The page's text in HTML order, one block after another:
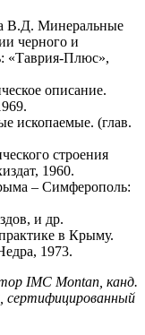
В.Д. Минеральные
черного и
«Таврия-Плюс»,
описание.
ископаемые. (глав.
строения
1960.
– Симферополь:
и др.
в Крыму.
1973.
IMC Montan, канд.
сертифицированный